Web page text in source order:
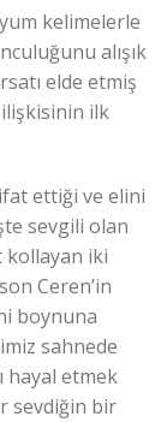
kelimelerle
alışık
elde etmiş
ilk
ettiği ve elini
sevgili olan
kollayan iki
Ceren’in
boynuna
sahnede
hayal etmek
sevdiğin bir